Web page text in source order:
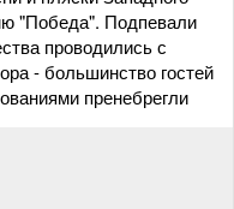
"Победа". Подпевали
проводились с
- большинство гостей
пренебрегли